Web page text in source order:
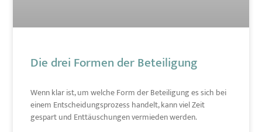
Die drei Formen der Beteiligung
Wenn klar ist, um welche Form der Beteiligung es sich bei
einem Entscheidungsprozess handelt, kann viel Zeit
gespart und Enttäuschungen vermieden werden.